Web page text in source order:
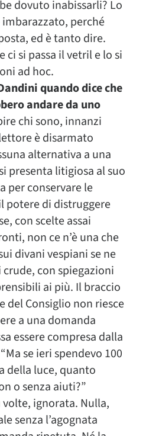
dovuto inabissarli? Lo
perché
ed è tanto dire.
ci si passa il vetril e lo si
ad hoc.
quando dice che
andare da uno
chi sono, innanzi
è disarmato
alternativa a una
presenta litigiosa al suo
per conservare le
potere di distruggere
con scelte assai
non ce n’è una che
divani vespiani se ne
con spiegazioni
ai più. Il braccio
del Consiglio non riesce
a una domanda
essere compresa dalla
se ieri spendevo 100
della luce, quanto
o senza aiuti?”
volte, ignorata. Nulla,
senza l’agognata